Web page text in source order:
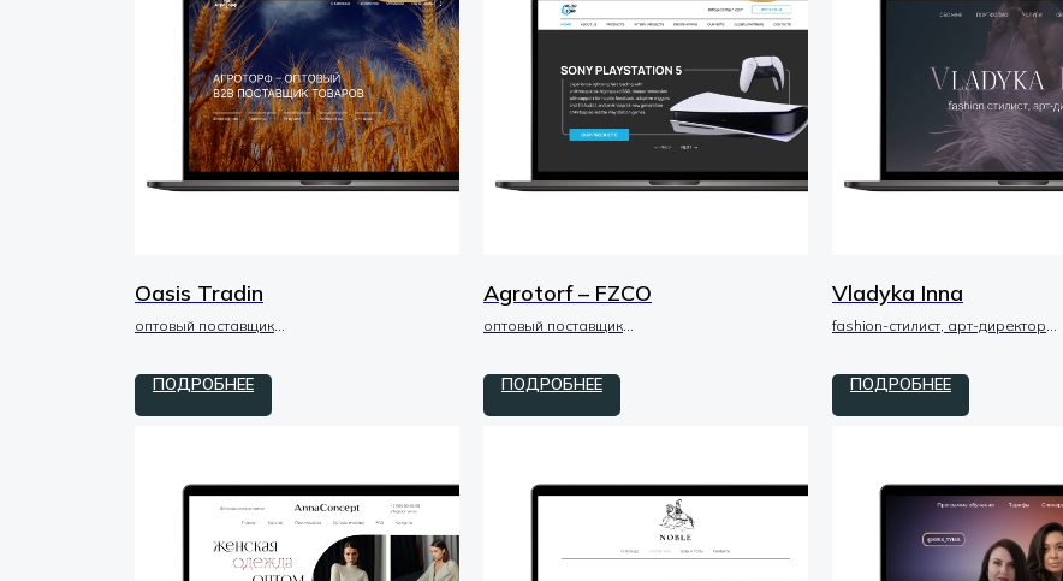
Oasis Tradin
оптовый поставщик
ПОДРОБНЕЕ
Agrotorf – FZCO
оптовый поставщик
ПОДРОБНЕЕ
Vladyka Inna
fashion-стилист, арт-директор
ПОДРОБНЕЕ